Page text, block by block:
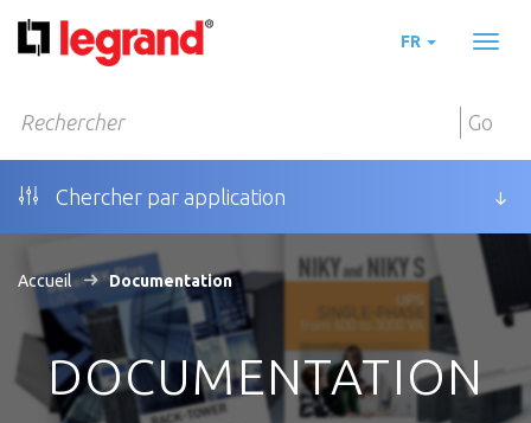
FR
Go
Chercher par application
Accueil Documentation
DOCUMENTATION